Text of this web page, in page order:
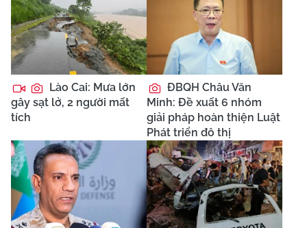
Lào Cai: Mưa lớn
gây sạt lở, 2 người mất
tích
ĐBQH Châu Văn
Minh: Đề xuất 6 nhóm
giải pháp hoàn thiện Luật
Phát triển đô thị